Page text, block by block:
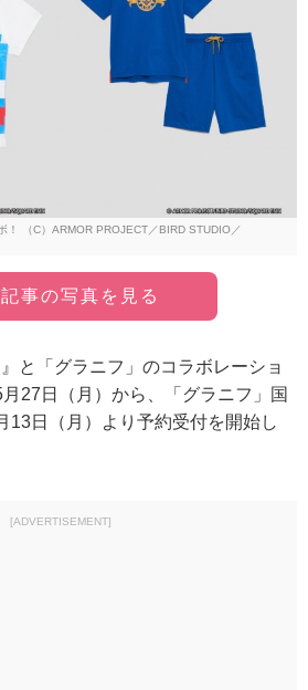
！ （C）ARMOR PROJECT／BIRD STUDIO／
事の写真を見る
と「グラニフ」のコラボレーショ
27日（月）から、「グラニフ」国
13日（月）より予約受付を開始し
[ADVERTISEMENT]